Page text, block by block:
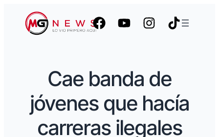
Cae banda de
jóvenes que hacía
carreras ilegales